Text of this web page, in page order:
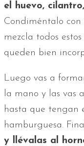
el huevo,
Condiméntalo
mezcla todos
queden bien
Luego vas a
la mano y las vas
hasta que tengan
hamburguesa.
y llévalas al